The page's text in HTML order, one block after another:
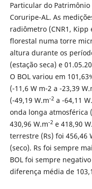
Particular do
Coruripe-AL. As
radiômetro (CNR1,
florestal numa torre
altura durante os
(estação seca) e
O BOL variou em
(-11,6 W m-2 a -23,39
(-49,19 W.m-2a -64,11
onda longa atmosférica
430,96 W.m-2e 418,90
terrestre (Rs) foi 456,46
(seco). Rs foi sempre
BOL foi sempre
diferença média de